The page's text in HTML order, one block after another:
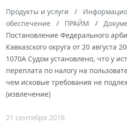
Продукты и услуги
обеспечение
ПРАЙМ
Постановление Федерального
Кавказского округа от 20 августа
1070А Судом установлено, что у
переплата по налогу на
чем исковые требования не
(извлечение)
21 сентября 2016